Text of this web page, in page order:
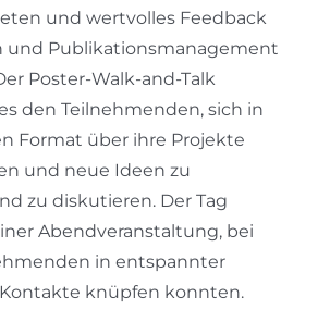
und wertvolles Feedback
und Publikationsmanagement
Poster-Walk-and-Talk
den Teilnehmenden, sich in
Format über ihre Projekte
und neue Ideen zu
zu diskutieren. Der Tag
Abendveranstaltung, bei
in entspannter
knüpfen konnten.